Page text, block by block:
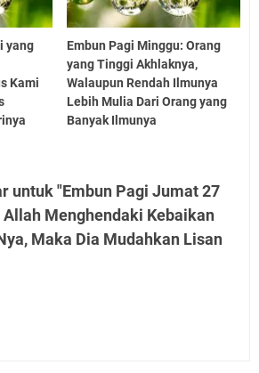
yang
Kami
Embun Pagi Minggu: Orang
yang Tinggi Akhlaknya,
Walaupun Rendah Ilmunya
Lebih Mulia Dari Orang yang
Banyak Ilmunya
untuk "Embun Pagi Jumat 27
Menghendaki Kebaikan
Maka Dia Mudahkan Lisan